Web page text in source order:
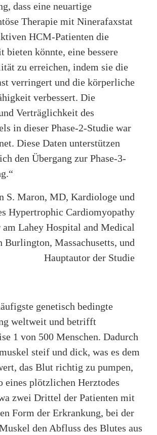
dass eine neuartige
Therapie mit Ninerafaxstat
HCM-Patienten die
bieten könnte, eine bessere
zu erreichen, indem sie die
verringert und die körperliche
verbessert. Die
Verträglichkeit des
in dieser Phase-2-Studie war
Diese Daten unterstützen
den Übergang zur Phase-3-
S. Maron, MD, Kardiologe und
Hypertrophic Cardiomyopathy
am Lahey Hospital and Medical
Burlington, Massachusetts, und
Hauptautor der Studie
genetisch bedingte
weltweit und betrifft
1 von 500 Menschen. Dadurch
steif und dick, was es dem
das Blut richtig zu pumpen,
eines plötzlichen Herztodes
zwei Drittel der Patienten mit
Form der Erkrankung, bei der
den Abfluss des Blutes aus